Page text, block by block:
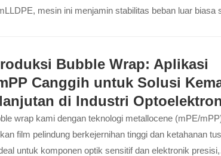
mesin ini menjamin stabilitas beban luar biasa
secara menyeluruh...
Bubble Wrap: Aplikasi
Canggih untuk Solusi
di Industri
wrap kami dengan teknologi metallocene (mPE/
film pelindung berkejernihan tinggi dan ketahanan
untuk komponen optik sensitif dan elektronik presisi,